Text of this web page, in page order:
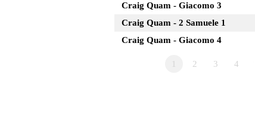
Craig Quam - Giacomo 3
Craig Quam - 2 Samuele 1
Craig Quam - Giacomo 4
2 3 4